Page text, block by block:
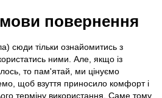
повернення
сюди тільки ознайомитись з
ними. Але, якщо із
то пам'ятай, ми цінуємо
щоб взуття приносило комфорт і
терміну використання. Саме тому